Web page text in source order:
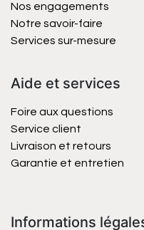
Nos engagements
Notre savoir-faire
Services sur-mesure
Aide et services
Foire aux questions
Service client
Livraison et retours
Garantie et entretien
Informations